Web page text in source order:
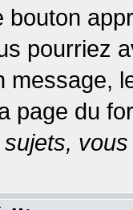
bouton
pourriez
message,
page du